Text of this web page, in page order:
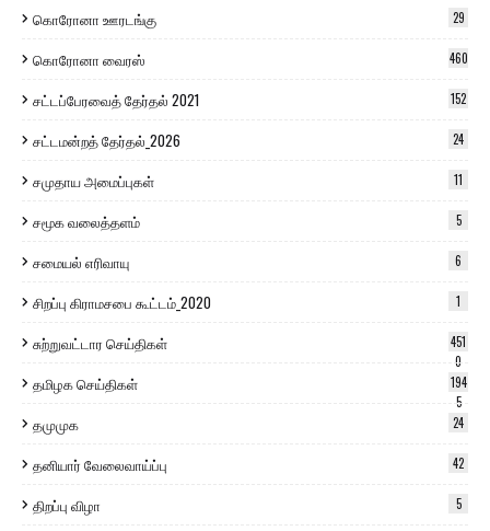
கொரோனா ஊரடங்கு 29
கொரோனா வைரஸ் 460
சட்டப்பேரவைத் தேர்தல் 2021 152
சட்டமன்றத் தேர்தல்_2026 24
சமுதாய அமைப்புகள் 11
சமூக வலைத்தளம் 5
சமையல் எரிவாயு 6
சிறப்பு கிராமசபை கூட்டம்_2020 1
சுற்றுவட்டார செய்திகள்
451
0
தமிழக செய்திகள்
194
5
தமுமுக 24
தனியார் வேலைவாய்ப்பு 42
திறப்பு விழா 5